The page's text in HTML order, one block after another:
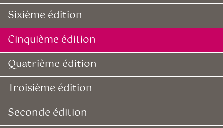
Sixième édition
Cinquième édition
Quatrième édition
Troisième édition
Seconde édition